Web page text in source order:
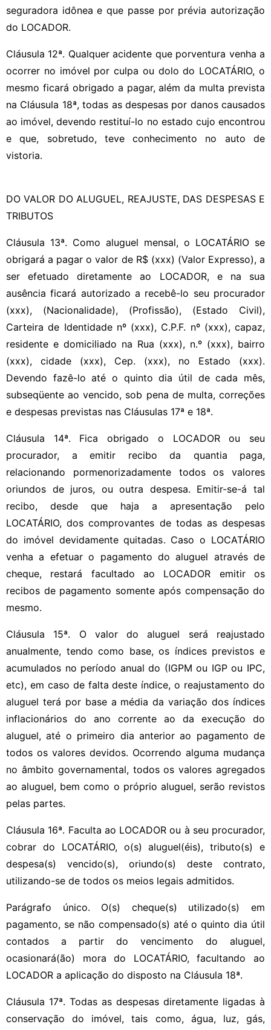
seguradora idônea e que passe por prévia autorização
do LOCADOR.
Cláusula 12ª. Qualquer acidente que porventura venha a
ocorrer no imóvel por culpa ou dolo do LOCATÁRIO, o
mesmo ficará obrigado a pagar, além da multa prevista
na Cláusula 18ª, todas as despesas por danos causados
ao imóvel, devendo restituí-lo no estado cujo encontrou
e que, sobretudo, teve conhecimento no auto de
vistoria.
DO VALOR DO ALUGUEL, REAJUSTE, DAS DESPESAS E
TRIBUTOS
Cláusula 13ª. Como aluguel mensal, o LOCATÁRIO se
obrigará a pagar o valor de R$ (xxx) (Valor Expresso), a
ser efetuado diretamente ao LOCADOR, e na sua
ausência ficará autorizado a recebê-lo seu procurador
(xxx), (Nacionalidade), (Profissão), (Estado Civil),
Carteira de Identidade nº (xxx), C.P.F. nº (xxx), capaz,
residente e domiciliado na Rua (xxx), n.º (xxx), bairro
(xxx), cidade (xxx), Cep. (xxx), no Estado (xxx).
Devendo fazê-lo até o quinto dia útil de cada mês,
subseqüente ao vencido, sob pena de multa, correções
e despesas previstas nas Cláusulas 17ª e 18ª.
Cláusula 14ª. Fica obrigado o LOCADOR ou seu
procurador, a emitir recibo da quantia paga,
relacionando pormenorizadamente todos os valores
oriundos de juros, ou outra despesa. Emitir-se-á tal
recibo, desde que haja a apresentação pelo
LOCATÁRIO, dos comprovantes de todas as despesas
do imóvel devidamente quitadas. Caso o LOCATÁRIO
venha a efetuar o pagamento do aluguel através de
cheque, restará facultado ao LOCADOR emitir os
recibos de pagamento somente após compensação do
mesmo.
Cláusula 15ª. O valor do aluguel será reajustado
anualmente, tendo como base, os índices previstos e
acumulados no período anual do (IGPM ou IGP ou IPC,
etc), em caso de falta deste índice, o reajustamento do
aluguel terá por base a média da variação dos índices
inflacionários do ano corrente ao da execução do
aluguel, até o primeiro dia anterior ao pagamento de
todos os valores devidos. Ocorrendo alguma mudança
no âmbito governamental, todos os valores agregados
ao aluguel, bem como o próprio aluguel, serão revistos
pelas partes.
Cláusula 16ª. Faculta ao LOCADOR ou à seu procurador,
cobrar do LOCATÁRIO, o(s) aluguel(éis), tributo(s) e
despesa(s) vencido(s), oriundo(s) deste contrato,
utilizando-se de todos os meios legais admitidos.
Parágrafo único. O(s) cheque(s) utilizado(s) em
pagamento, se não compensado(s) até o quinto dia útil
contados a partir do vencimento do aluguel,
ocasionará(ão) mora do LOCATÁRIO, facultando ao
LOCADOR a aplicação do disposto na Cláusula 18ª.
Cláusula 17ª. Todas as despesas diretamente ligadas à
conservação do imóvel, tais como, água, luz, gás,